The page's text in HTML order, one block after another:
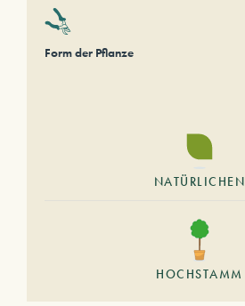
Form der Pflanze
NATÜRLICHEN
HOCHSTAMM